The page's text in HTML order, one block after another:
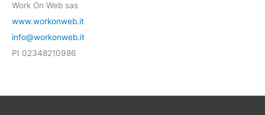
c
a
:
Work On Web sas
www.workonweb.it
info@workonweb.it
PI 02348210986